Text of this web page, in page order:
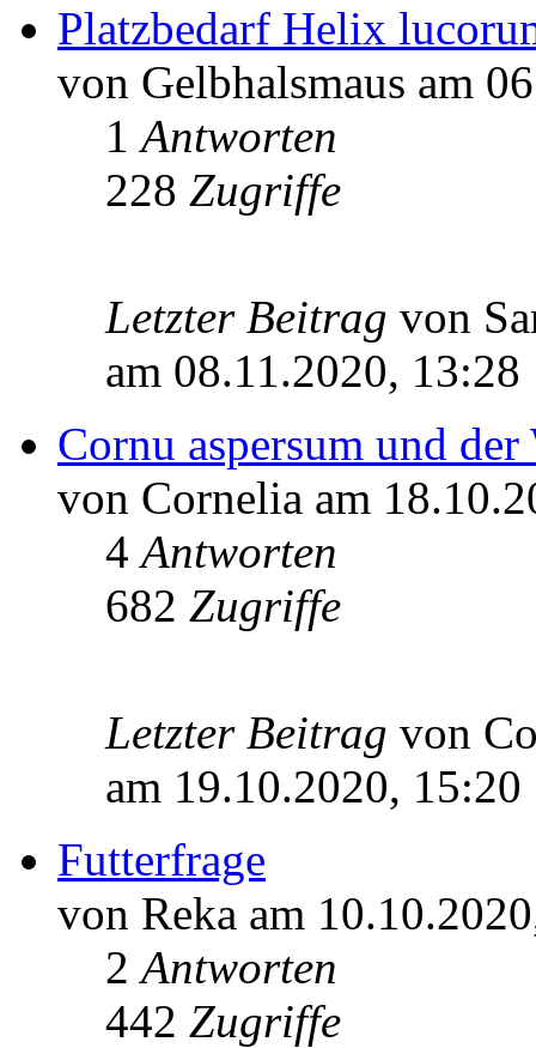
Platzbedarf Helix
von Gelbhalsmaus am
1Antworten
228 Zugriffe
Letzter Beitrag von
am 08.11.2020, 13:28
Cornu aspersum und
von Cornelia am
4Antworten
682 Zugriffe
Letzter Beitrag von
am 19.10.2020, 15:20
Futterfrage
von Reka am
2Antworten
442 Zugriffe